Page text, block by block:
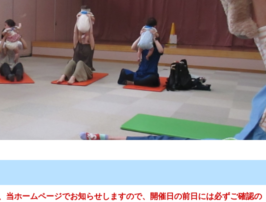
当ホームページでお知らせしますので、開催日の前日には必ずご確認の